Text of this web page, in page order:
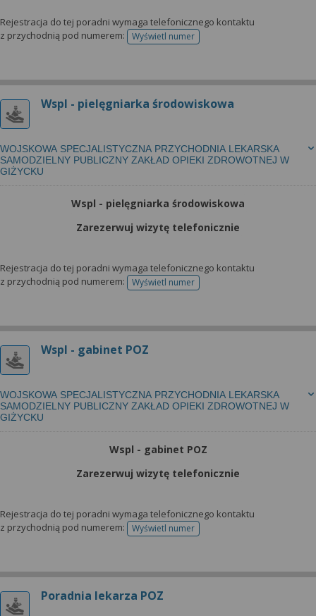
Rejestracja do tej poradni wymaga telefonicznego kontaktu
z przychodnią pod numerem:
Wyświetl numertelefonu do rejestracji
Wspl - pielęgniarka środowiskowa
WOJSKOWA SPECJALISTYCZNA PRZYCHODNIA LEKARSKA
SAMODZIELNY PUBLICZNY ZAKŁAD OPIEKI ZDROWOTNEJ W
GIŻYCKU
Wspl - pielęgniarka środowiskowa
Zarezerwuj wizytę telefonicznie
Rejestracja do tej poradni wymaga telefonicznego kontaktu
z przychodnią pod numerem:
Wyświetl numertelefonu do rejestracji
Wspl - gabinet POZ
WOJSKOWA SPECJALISTYCZNA PRZYCHODNIA LEKARSKA
SAMODZIELNY PUBLICZNY ZAKŁAD OPIEKI ZDROWOTNEJ W
GIŻYCKU
Wspl - gabinet POZ
Zarezerwuj wizytę telefonicznie
Rejestracja do tej poradni wymaga telefonicznego kontaktu
z przychodnią pod numerem:
Wyświetl numertelefonu do rejestracji
Poradnia lekarza POZ